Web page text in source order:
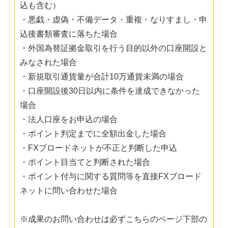
込も含む）
・悪戯・虚偽・不備データ・重複・なりすまし・申
込後書類審査に落ちた場合
・外国為替証拠金取引を行う目的以外の口座開設と
みなされた場合
・新規取引通貨量が合計10万通貨未満の場合
・口座開設後30日以内に条件を達成できなかった
場合
・法人口座をお申込の場合
・ポイント判定までに全額出金した場合
・FXブロードネットが不正と判断した申込
・ポイント目当てと判断された場合
・ポイント付与に関する質問等を直接FXブロード
ネットに問い合わせた場合
※成果のお問い合わせは必ずこちらのページ下部の